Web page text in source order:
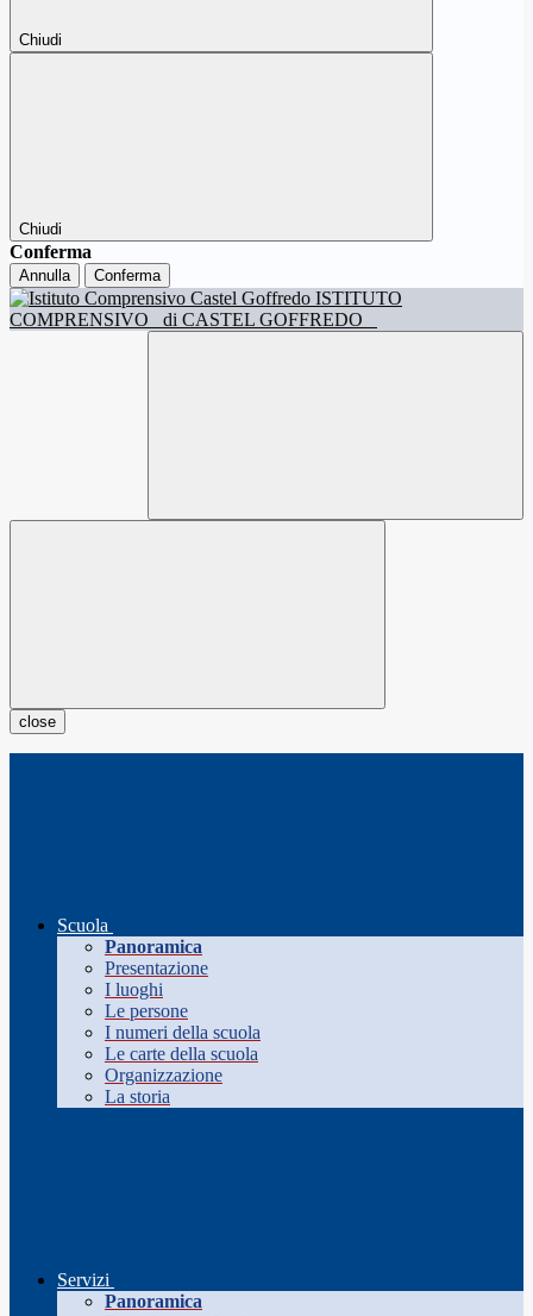
Chiudi
Chiudi
Conferma
Annulla Conferma
ISTITUTO
COMPRENSIVO
di CASTEL GOFFREDO
close
Scuola
Panoramica
Presentazione
I luoghi
Le persone
I numeri della scuola
Le carte della scuola
Organizzazione
La storia
Servizi
Panoramica